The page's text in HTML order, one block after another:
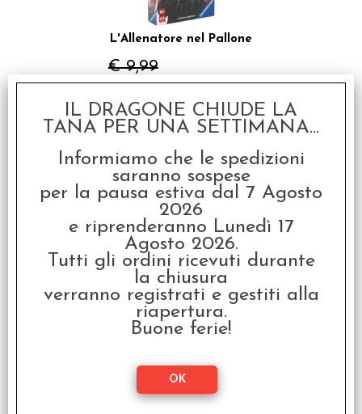
L'Allenatore nel Pallone
€ 9,99
Fantozzi - Batti Lei
€ 9,99
SCONTO 20%
€ 7,99
IL DRAGONE CHIUDE LA
TANA PER UNA SETTIMANA...
Informiamo che le spedizioni
saranno sospese
per la pausa estiva dal 7 Agosto
2026
e riprenderanno Lunedì 17
Agosto 2026.
Tutti gli ordini ricevuti durante
la chiusura
verranno registrati e gestiti alla
riapertura.
Buone ferie!